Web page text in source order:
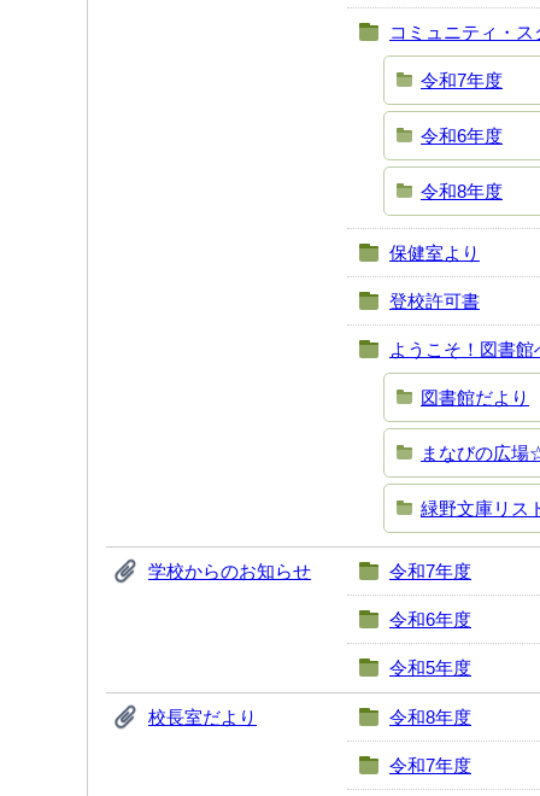
コミュニティ・ス
令和7年度
令和6年度
令和8年度
保健室より
登校許可書
ようこそ！図書館
図書館だより
まなびの広
緑野文庫リス
学校からのお知らせ 令和7年度
令和6年度
令和5年度
校長室だより 令和8年度
令和7年度